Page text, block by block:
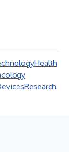
Health
Research